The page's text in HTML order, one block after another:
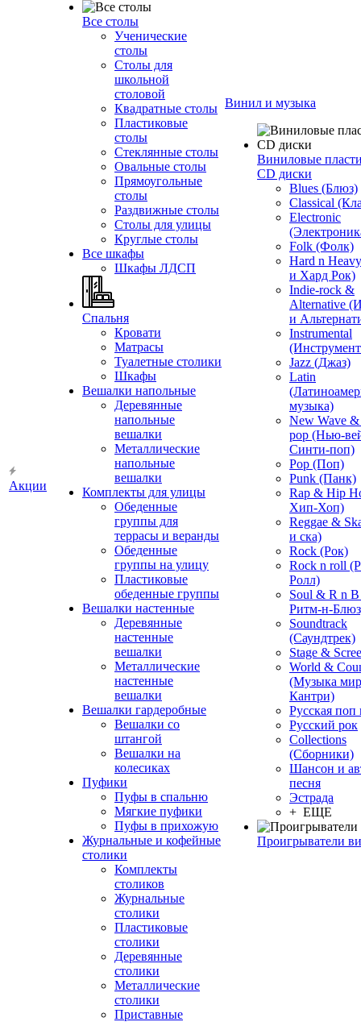
Акции
Все столы
Ученические
столы
Столы для
школьной
столовой
Квадратные столы
Пластиковые
столы
Стеклянные столы
Овальные столы
Прямоугольные
столы
Раздвижные столы
Столы для улицы
Круглые столы
Все шкафы
Шкафы ЛДСП
Спальня
Кровати
Матрасы
Туалетные столики
Шкафы
Вешалки напольные
Деревянные
напольные
вешалки
Металлические
напольные
вешалки
Комплекты для улицы
Обеденные
группы для
террасы и веранды
Обеденные
группы на улицу
Пластиковые
обеденные группы
Вешалки настенные
Деревянные
настенные
вешалки
Металлические
настенные
вешалки
Вешалки гардеробные
Вешалки со
штангой
Вешалки на
колесиках
Пуфики
Пуфы в спальню
Мягкие пуфики
Пуфы в прихожую
Журнальные и кофейные
столики
Комплекты
столиков
Журнальные
столики
Пластиковые
столики
Деревянные
столики
Металлические
столики
Приставные
Винил и музыка
Виниловые
CD диски
Blues (Блюз)
Classical
Electronic
Folk (Фолк)
Hard n
и Хард Рок)
Indie-rock &
Alternative
и
Instrumental
Jazz (Джаз)
Latin
музыка)
New Wave
pop (Нью-
Синти-поп)
Pop (Поп)
Punk (Панк)
Rap & Hip
Хип-Хоп)
Reggae &
и ска)
Rock (Рок)
Rock n roll
Ролл)
Soul & R n
Ритм-н-
Soundtrack
(Саундтрек)
Stage &
World &
(Музыка
Кантри)
Русская поп
Русский рок
Сollections
(Сборники)
Шансон и
песня
Эстрада
+ ЕЩЕ
Проигрыватели